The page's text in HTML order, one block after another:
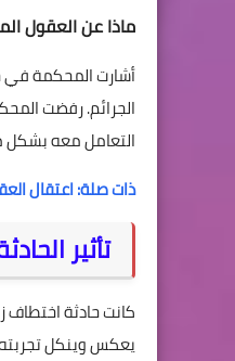
ماذا عن العقول
أشارت المحكمة في
الجرائم. رفضت
التعامل معه
ذات صلة: اعتقال
تأثير
كانت حادثة
يعكس وينكل